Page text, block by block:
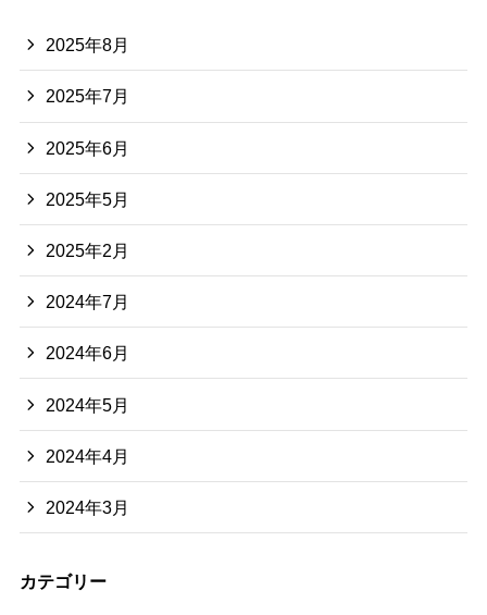
2025年8月
2025年7月
2025年6月
2025年5月
2025年2月
2024年7月
2024年6月
2024年5月
2024年4月
2024年3月
カテゴリー